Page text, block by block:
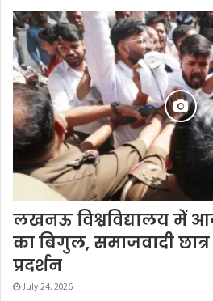
लखनऊ विश्वविद्यालय में
का बिगुल, समाजवादी
प्रदर्शन
July 24, 2026